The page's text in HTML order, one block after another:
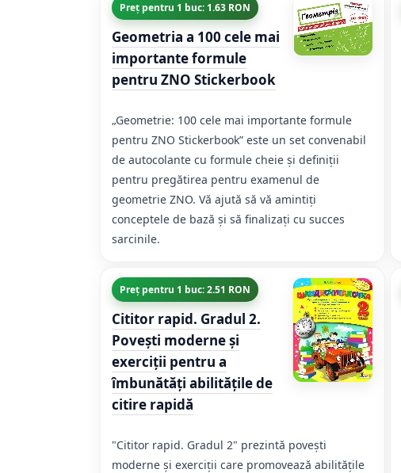
Preț pentru 1 buc: 1.63 RON
Geometria a 100 cele mai
importante formule
pentru ZNO Stickerbook
„Geometrie: 100 cele mai importante formule
pentru ZNO Stickerbook” este un set convenabil
de autocolante cu formule cheie și definiții
pentru pregătirea pentru examenul de
geometrie ZNO. Vă ajută să vă amintiți
conceptele de bază și să finalizați cu succes
sarcinile.
Preț pentru 1 buc: 2.51 RON
Cititor rapid. Gradul 2.
Povești moderne și
exerciții pentru a
îmbunătăți abilitățile de
citire rapidă
"Cititor rapid. Gradul 2" prezintă povești
moderne și exerciții care promovează abilitățile